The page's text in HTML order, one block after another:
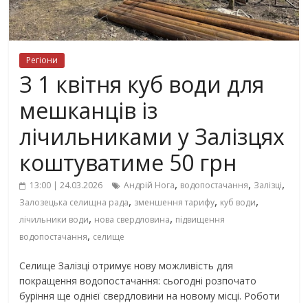
Регіони
З 1 квітня куб води для
мешканців із
лічильниками у Залізцях
коштуватиме 50 грн
13:00 | 24.03.2026 Андрій Нога, водопостачання, Залізці,
Залозецька селищна рада, зменшення тарифу, куб води,
лічильники води, нова свердловина, підвищення
водопостачання, селище
Селище Залізці отримує нову можливість для
покращення водопостачання: сьогодні розпочато
буріння ще однієї свердловини на новому місці. Роботи